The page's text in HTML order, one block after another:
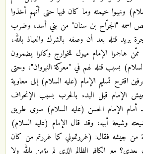
ونهبوا خيمته وما كان فيها حتى أنّهم أخذوا
اسمه "الجرّاح بن سنان" من بني أسد، وضرب
يريد قتله بعد أن وصفه بالشرك والعياذ بالله،
هاجموا الإمام ميول للخوارج وكانوا يضمرون
السلام) بسبب قتله لهم في "معركة النهروان"، وحتى
اقترح تسليم الإمام (عليه السلام) إلى معاوية
الإمام قبل البدء بالحرب بسبب الإنحراف
أمام الإمام الحسن (عليه السلام) سوى طريق
وشيعة أبيه، وقد قال الإمام (عليه السلام)
من جيشه فقال: (غررتموني كما غررتم من كان
مع الكافر الظالم الذي لم يؤمن بالله ولا